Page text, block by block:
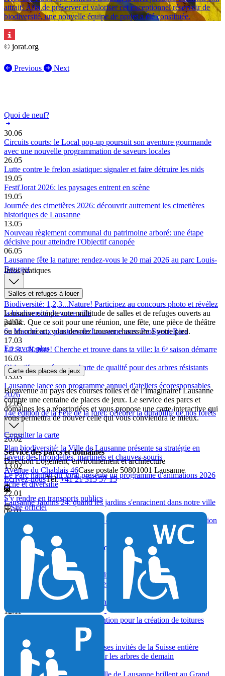
Previous Next
attrait! Afin de préserver et valoriser cet exceptionnel réservoir de
biodiversité, une nouvelle équipe de projet a été constituée.
© jorat.org
Quoi de neuf?
30.06
Circuits courts: le Local pop-up poursuit son aventure gourmande
avec une nouvelle programmation de saveurs locales
26.05
Lutte contre le frelon asiatique: signaler et faire détruire les nids
19.05
Festi'Jorat 2026: les paysages entrent en scène
19.05
Journée des cimetières 2026: découvrir autrement les cimetières
historiques de Lausanne
13.05
Nouveau règlement communal du patrimoine arboré: une étape
décisive pour atteindre l'Objectif canopée
06.05
Lausanne fête la nature: rendez-vous le 20 mai 2026 au parc Louis-
Bourget
30.04
Biodiversité: 1,2,3...Nature! Participez au concours photo et révélez
la biodiversité de votre ville
24.04
6e Marché aux plantons de Lausanne avec ProSpecieRara
17.03
1,2,3…Nature! Cherche et trouve dans ta ville: la 6ᵉ saison démarre
16.03
Objectif canopée: une charte de qualité pour des arbres résistants
13.03
Lausanne lance son programme annuel d'ateliers écoresponsables
2026
12.03
14e édition de la Fête de la forêt: célébrer la durabilité de nos forêts
26.02
Plan biodiversité: la Ville de Lausanne présente sa stratégie en
faveur des hirondelles, martinets et chauves-souris
13.02
Le Parc naturel du Jorat présente un programme d'animations 2026
riche et diversifié
22.01
Lausanne Jardins 24: quand les jardins s'enracinent dans notre ville
08.01
Circuits courts: le Local pop-up dévoile sa nouvelle programmation
gourmande pour 2026
13.12
De bonnes affaires conclues à l'occasion de la 223e Mise aux
enchères des Vins de Lausanne
Biodiversité: recensement des hirondelles, martinets et chauves-
souris - la Ville de Lausanne dresse un premier bilan réjouissant
223e Mise aux enchères des Vins de Lausanne: faites vos jeux!
12.11
Agriculture urbaine: une subvention pour la création de toitures
Journée de l'arbre: Lausanne et ses invités de la Suisse entière
enracinent leur engagement pour les arbres de demain
Les vins des Domaines de la Ville de Lausanne brillent au Grand
Infos pratiques
Salles et refuges à louer
Lausanne compte une multitude de salles et de refuges ouverts au
public. Que ce soit pour une réunion, une fête, une pièce de théâtre
ou un concert, vous devriez trouver chaussure à votre pied.
En savoir plus
Carte des places de jeux
Bienvenue au pays des courses folles et de l’imaginaire! Lausanne
compte une centaine de places de jeux. Le service des parcs et
domaines les a répertoriées et vous propose une carte interactive qui
vous permettra de trouver celle qui vous conviendra le mieux.
Consulter la carte
Service des parcs et domaines
Direction Logement, environnement et architecture
Avenue du Chablais 46Case postale 50801001 Lausanne
Ecrivez-nousTél.+41 21 315 57 15
S'y rendre en transports publics
Site officiel